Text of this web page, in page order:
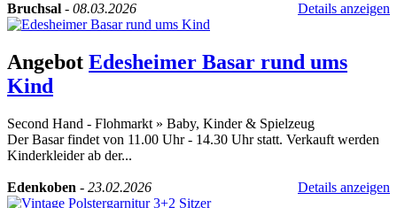
Bruchsal - 08.03.2026 Details anzeigen
Angebot Edesheimer Basar rund ums
Kind
Second Hand - Flohmarkt » Baby, Kinder & Spielzeug
Der Basar findet von 11.00 Uhr - 14.30 Uhr statt. Verkauft werden
Kinderkleider ab der...
Edenkoben - 23.02.2026 Details anzeigen